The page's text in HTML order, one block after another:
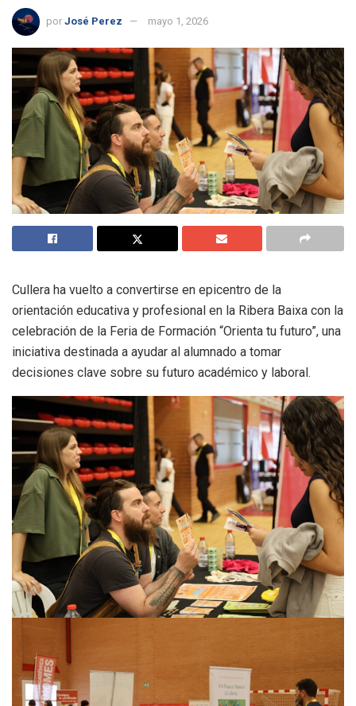
por José Perez mayo 1, 2026
Cullera ha vuelto a convertirse en epicentro de la
orientación educativa y profesional en la Ribera Baixa con la
celebración de la Feria de Formación “Orienta tu futuro”, una
iniciativa destinada a ayudar al alumnado a tomar
decisiones clave sobre su futuro académico y laboral.